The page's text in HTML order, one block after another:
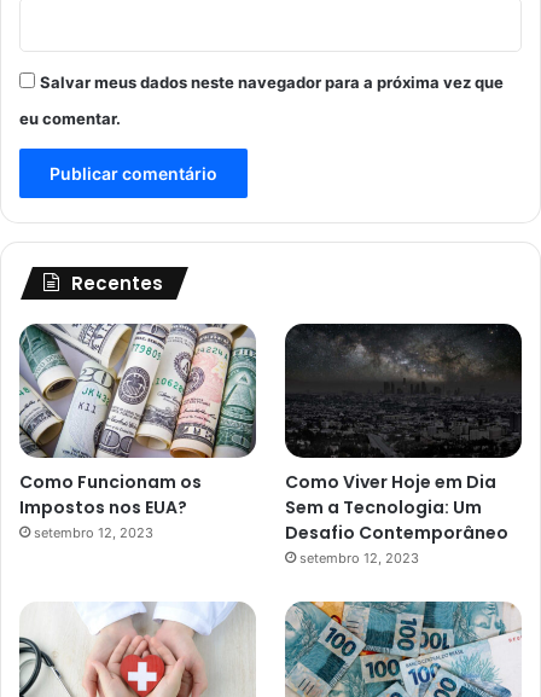
Salvar meus dados neste navegador para a próxima vez que
eu comentar.
Recentes
Como Funcionam os
Impostos nos EUA?
setembro 12, 2023
Como Viver Hoje em Dia
Sem a Tecnologia: Um
Desafio Contemporâneo
setembro 12, 2023